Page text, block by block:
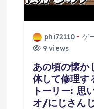
phi72110 ゲ
9 views
あの頃の懐か
体して修理す
トーリー: 思
オ/にじさんじ